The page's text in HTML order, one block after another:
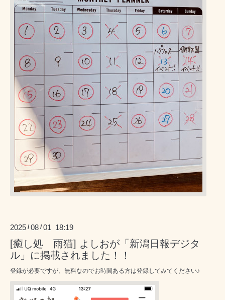
2025 /08 /01 18:19
[癒し処 雨猫] よしおが「新潟日報デジタ
ル」に掲載されました！！
登録が必要ですが、無料なのでお時間ある方は登録してみてください♪